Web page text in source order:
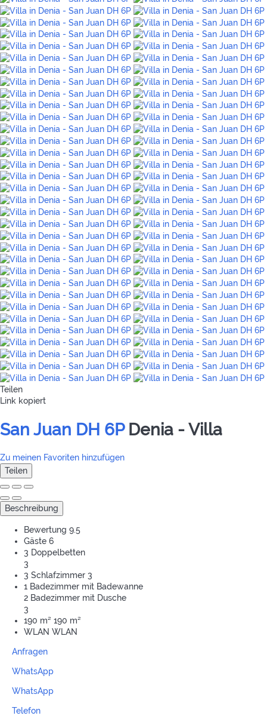
Teilen
Link kopiert
San Juan DH 6P Denia -Villa
Zu meinen Favoriten hinzufügen
Teilen
Beschreibung
Bewertung 9.5
Gäste 6
3 Doppelbetten
3
3 Schlafzimmer 3
1 Badezimmer mit Badewanne
2 Badezimmer mit Dusche
3
190 m² 190 m²
WLAN WLAN
Anfragen
WhatsApp
WhatsApp
Telefon